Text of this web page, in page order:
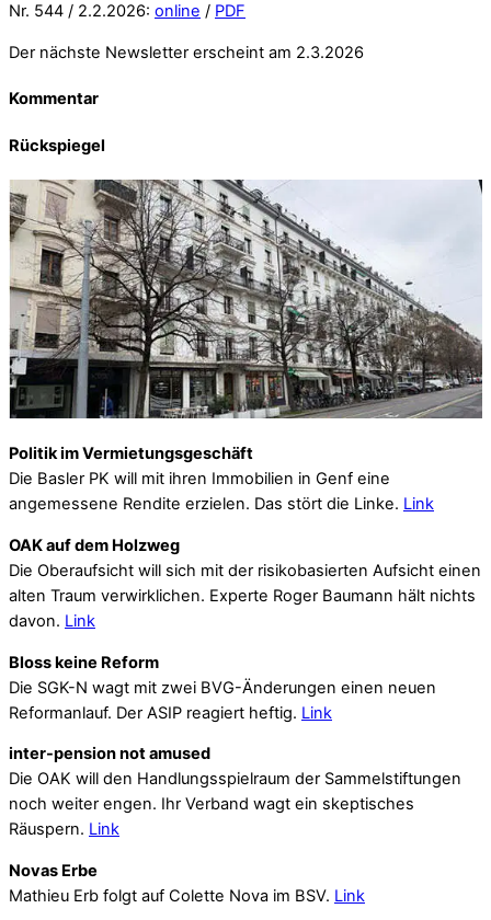
Nr. 544 / 2.2.2026: online / PDF
Der nächste Newsletter erscheint am 2.3.2026
Kommentar
Rückspiegel
Politik im Vermietungsgeschäft
Die Basler PK will mit ihren Immobilien in Genf eine
angemessene Rendite erzielen. Das stört die Linke. Link
OAK auf dem Holzweg
Die Oberaufsicht will sich mit der risikobasierten Aufsicht einen
alten Traum verwirklichen. Experte Roger Baumann hält nichts
davon. Link
Bloss keine Reform
Die SGK-N wagt mit zwei BVG-Änderungen einen neuen
Reformanlauf. Der ASIP reagiert heftig. Link
inter-pension not amused
Die OAK will den Handlungsspielraum der Sammelstiftungen
noch weiter engen. Ihr Verband wagt ein skeptisches
Räuspern. Link
Novas Erbe
Mathieu Erb folgt auf Colette Nova im BSV. Link